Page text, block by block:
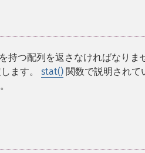
持つ配列を返さなければなり
ます。 stat() 関数で説明されて